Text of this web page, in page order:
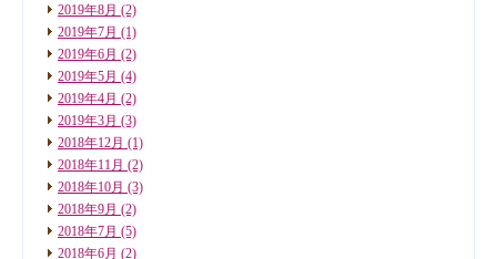
2019年8月 (2)
2019年7月 (1)
2019年6月 (2)
2019年5月 (4)
2019年4月 (2)
2019年3月 (3)
2018年12月 (1)
2018年11月 (2)
2018年10月 (3)
2018年9月 (2)
2018年7月 (5)
2018年6月 (2)